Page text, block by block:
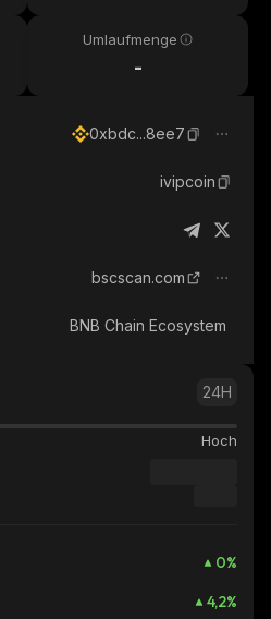
Umlaufmenge
-
0xbdc...8ee7
ivipcoin
bscscan.com
BNB Chain Ecosystem
24H
Hoch
0%
4,2%